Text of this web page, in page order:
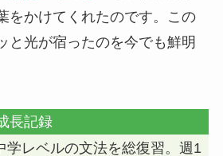
をかけてくれたのです。この
と光が宿ったのを今でも鮮明
長記録
学レベルの文法を総復習。週1